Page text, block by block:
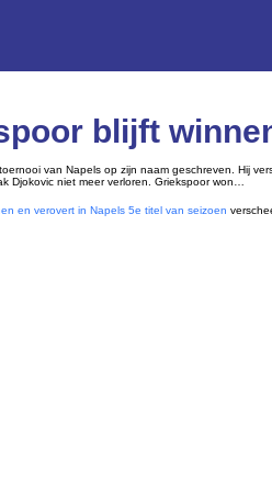
blijft
van Napels op zijn naam geschreven. Hij
Djokovic niet meer verloren. Griekspoor won…
en verovert in Napels 5e titel van seizoen